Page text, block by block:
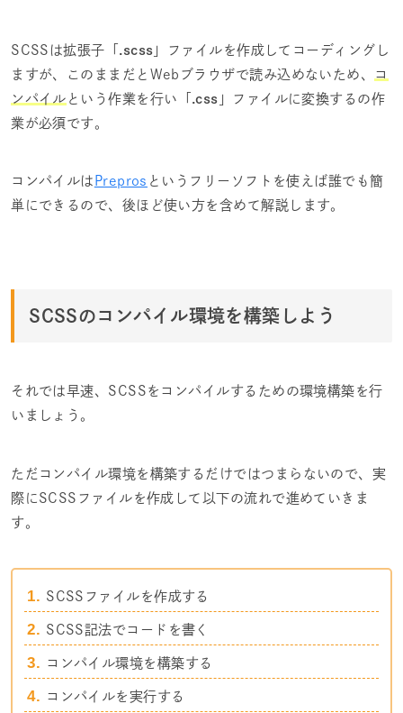
SCSSは拡張子「 .scss 」ファイルを作成してコーディングし
ますが、このままだとWebブラウザで読み込めないため、
コ
ンパイル という作業を行い「 .css 」ファイルに変換するの作
業が必須です。
コンパイルは Prepros というフリーソフトを使えば誰でも簡
単にできるので、後ほど使い方を含めて解説します。
SCSSのコンパイル環境を構築しよう
それでは早速、SCSSをコンパイルするための環境構築を行
いましょう。
ただコンパイル環境を構築するだけではつまらないので、実
際にSCSSファイルを作成して以下の流れで進めていきま
す。
SCSSファイルを作成する
SCSS記法でコードを書く
コンパイル環境を構築する
コンパイルを実行する